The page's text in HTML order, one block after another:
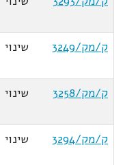
ק/מק/3249
שינוי
ק/מק/3258
שינוי
ק/מק/3294
שינוי